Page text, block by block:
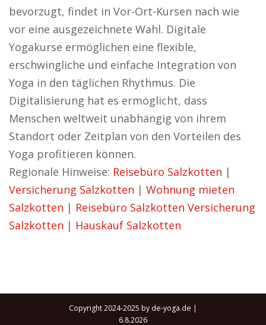
bevorzugt, findet in Vor-Ort-Kursen nach wie
vor eine ausgezeichnete Wahl. Digitale
Yogakurse ermöglichen eine flexible,
erschwingliche und einfache Integration von
Yoga in den täglichen Rhythmus. Die
Digitalisierung hat es ermöglicht, dass
Menschen weltweit unabhängig von ihrem
Standort oder Zeitplan von den Vorteilen des
Yoga profitieren können.
Regionale Hinweise: Reisebüro Salzkotten |
Versicherung Salzkotten | Wohnung mieten
Salzkotten | Reisebüro Salzkotten Versicherung
Salzkotten | Hauskauf Salzkotten
Copyright 2024-2025 by de-yoga.de |
6.8.2026